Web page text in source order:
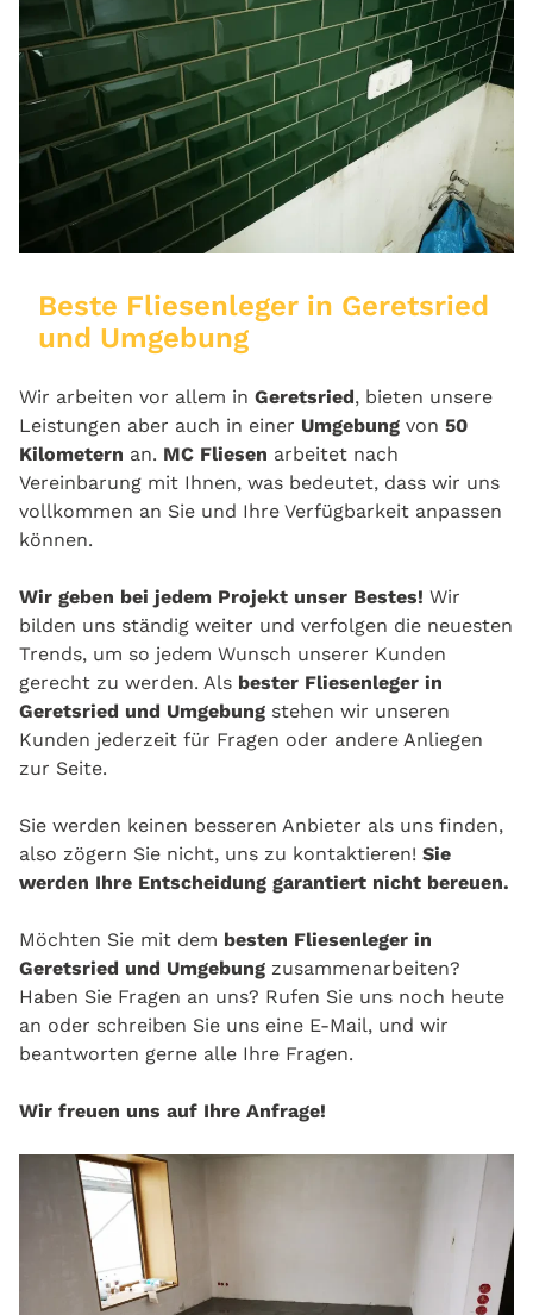
Beste Fliesenleger in Geretsried
und Umgebung
Wir arbeiten vor allem in Geretsried, bieten unsere
Leistungen aber auch in einer Umgebung von 50
Kilometern an. MC Fliesen arbeitet nach
Vereinbarung mit Ihnen, was bedeutet, dass wir uns
vollkommen an Sie und Ihre Verfügbarkeit anpassen
können.
Wir geben bei jedem Projekt unser Bestes! Wir
bilden uns ständig weiter und verfolgen die neuesten
Trends, um so jedem Wunsch unserer Kunden
gerecht zu werden. Als bester Fliesenleger in
Geretsried und Umgebung stehen wir unseren
Kunden jederzeit für Fragen oder andere Anliegen
zur Seite.
Sie werden keinen besseren Anbieter als uns finden,
also zögern Sie nicht, uns zu kontaktieren! Sie
werden Ihre Entscheidung garantiert nicht bereuen.
Möchten Sie mit dem besten Fliesenleger in
Geretsried und Umgebung zusammenarbeiten?
Haben Sie Fragen an uns? Rufen Sie uns noch heute
an oder schreiben Sie uns eine E-Mail, und wir
beantworten gerne alle Ihre Fragen.
Wir freuen uns auf Ihre Anfrage!